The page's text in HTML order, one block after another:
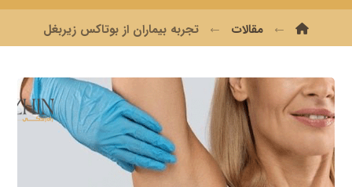
مقالات تجربه بیماران از بوتاکس زیربغل